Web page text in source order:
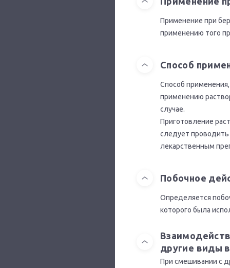
Применение при
применению того
Способ
Способ
применению
случае.
Приготовление
следует проводить
лекарственным
Побочное
Определяется
которого была
другие виды
При смешивании с